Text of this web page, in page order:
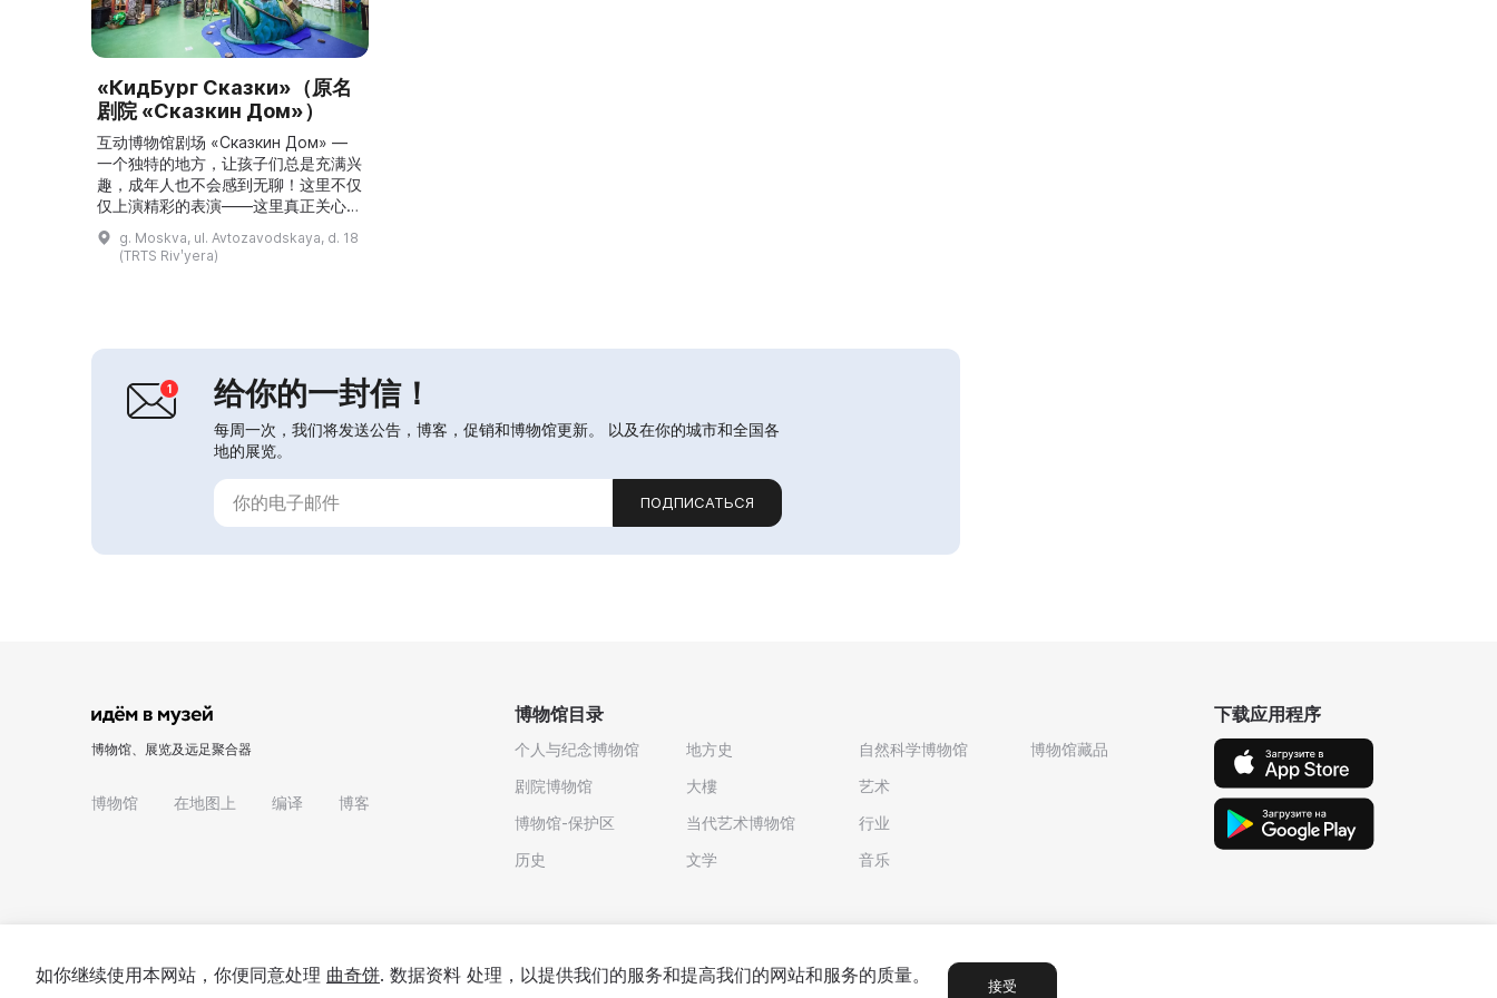
«КидБург Сказки»（原名
剧院 «Сказкин Дом»）
互动博物馆剧场 «Сказкин Дом» —
一个独特的地方，让孩子们总是充满兴
趣，成年人也不会感到无聊！这里不仅
仅上演精彩的表演——这里真正关心儿
童娱乐内容的质量。专业演员向孩子们
介绍俄罗斯和国外的童话、故乡的历史
以及学校学科知识。 «Сказкин Дом»
和道德价值观。...
g. Moskva, ul. Avtozavodskaya, d. 18
(TRTS Rivʹyera)
给你的一封信！
每周一次，我们将发送公告，博客，促销和博物馆更新。 以及在你的城市和全国各
地的展览。
ПОДПИСАТЬСЯ
博物馆、展览及远足聚合器
博物馆 在地图上 编译 博客
博物馆目录
个人与纪念博物馆
剧院博物馆
博物馆-保护区
历史
地方史
大樓
当代艺术博物馆
文学
自然科学博物馆
艺术
行业
音乐
博物馆藏品
下载应用程序
如你继续使用本网站，你便同意处理 曲奇饼. 数据资料 处理，以提供我们的服务和提高我们的网站和服务的质量。 接受